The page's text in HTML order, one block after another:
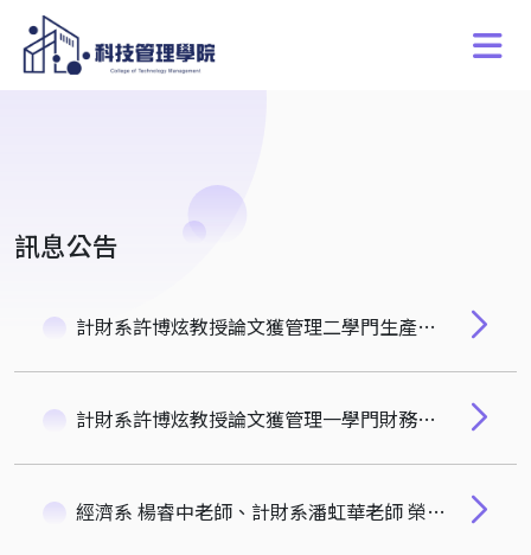
訊息公告
計財系許博炫教授論文獲管理二學門生產作業管理與計量方法期刊 Management Science 接受發表
計財系許博炫教授論文獲管理一學門財務管理國際期刊JFQA接受發表
經濟系 楊睿中老師、計財系潘虹華老師 榮獲清華大學109年度 新進人員研究獎